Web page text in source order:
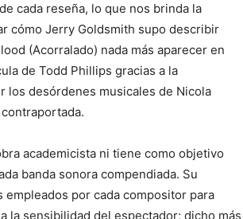
cada reseña, lo que nos brinda la
cómo Jerry Goldsmith supo describir
(Acorralado) nada más aparecer en
de Todd Phillips gracias a la
los desórdenes musicales de Nicola
academicista ni tiene como objetivo
banda sonora compendiada. Su
por cada compositor para
la sensibilidad del espectador; dicho más